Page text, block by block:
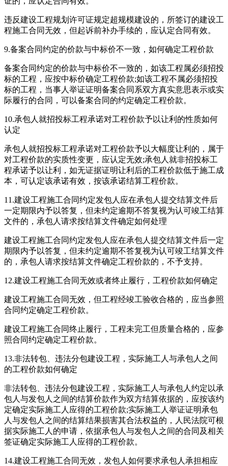
违反建设工程规划许可证规定超规模建设的，所签订的建设工
程施工合同无效，但起诉前补办手续的，应认定合同有效。
9.备案合同约定的价款与中标价不一致，如何确定工程价款
备案合同约定的价款与中标价不一致的，如该工程属必须招投
标的工程，应按中标价确定工程价款;如该工程不属必须招投
标的工程，当事人举证证明备案合同系双方真实意思表示或实
际履行的合同，可以备案合同的约定确定工程价款。
10.承包人就招投标工程承诺对工程价款予以让利的性质如何
认定
承包人就招投标工程承诺对工程价款予以大幅度让利的，属于
对工程价款的实质性变更，应认定无效;承包人就非招投标工
程承诺予以让利，如无证据证明让利后的工程价款低于施工成
本，可认定该承诺有效，按该承诺结算工程价款。
11.建设工程施工合同约定发包人应在承包人提交结算文件后
一定期限内予以答复，但未约定逾期不答复视为认可竣工结算
文件的，承包人请求按结算文件确定如何处理
建设工程施工合同约定发包人应在承包人提交结算文件后一定
期限内予以答复，但未约定逾期不答复视为认可竣工结算文件
的，承包人请求按结算文件确定工程价款的，不予支持。
12.建设工程施工合同无效或者终止履行，工程价款如何确定
建设工程施工合同无效，但工程经竣工验收合格的，应当参照
合同约定确定工程价款。
建设工程施工合同终止履行，工程未完工但质量合格的，应参
照合同约定确定工程价款。
13.非法转包、违法分包建设工程，实际施工人与承包人之间
的工程价款如何确定
非法转包、违法分包建设工程，实际施工人与承包人约定以承
包人与发包人之间的结算价款作为双方结算依据的，应按该约
定确定实际施工人应得的工程价款;实际施工人举证证明承包
人与发包人之间的结算结果损害其合法权益的，人民法院可根
据实际施工人的申请，依据承包人与发包人之间的合同及相关
签证确定实际施工人应得的工程价款。
14.建设工程施工合同无效，发包人如何要求承包人承担相应